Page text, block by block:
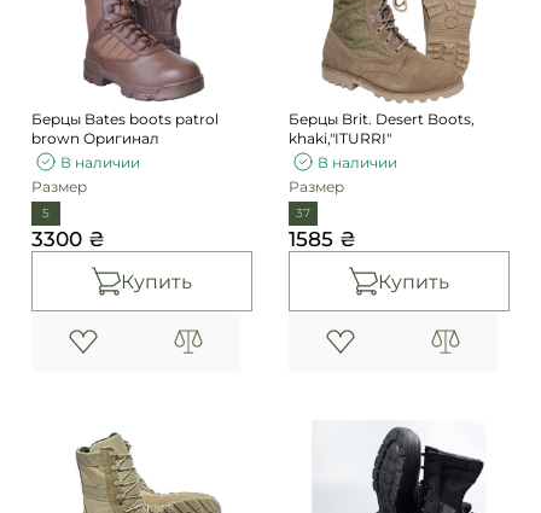
Акции
Контакты
Про нас
Доставка и оплата
Возврат и обмен
Фурнитура
Second Hand NATO
Берцы Bates boots patrol
brown Оригинал
В наличии
Размер
5
3300 ₴
Купить
Берцы Brit. Desert Boots,
khaki,"ITURRI"
В наличии
Размер
37
1585 ₴
Купить